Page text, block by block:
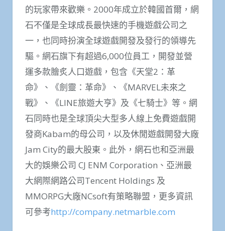
的玩家帶來歡樂。2000年成立於韓國首爾，網
石不僅是全球成長最快速的手機遊戲公司之
一，也同時扮演全球遊戲開發及發行的領導先
驅。網石旗下有超過6,000位員工，開發並營
運多款膾炙人口遊戲，包含《天堂2：革
命》、《劍靈：革命》、《MARVEL未來之
戰》、《LINE旅遊大亨》及《七騎士》等。網
石同時也是全球頂尖大型多人線上免費遊戲開
發商Kabam的母公司，以及休閒遊戲開發大廠
Jam City的最大股東。此外，網石也和亞洲最
大的娛樂公司 CJ ENM Corporation、亞洲最
大網際網路公司Tencent Holdings 及
MMORPG大廠NCsoft有策略聯盟，更多資訊
可參考http://company.netmarble.com